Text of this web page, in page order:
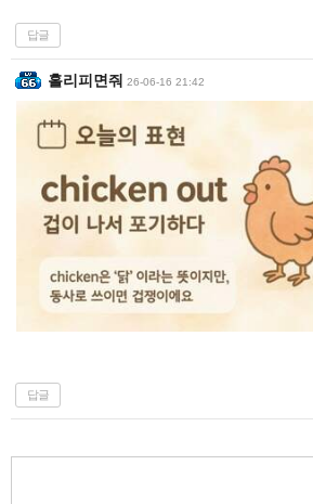
답글
홀리피면줘 26-06-16 21:42
답글